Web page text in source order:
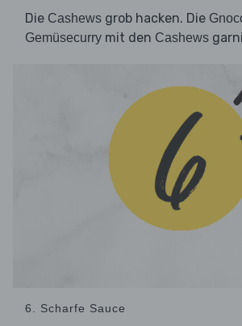
Die Cashews grob hacken. Die
Gemüsecurry mit den Cashews
6. Scharfe Sauce